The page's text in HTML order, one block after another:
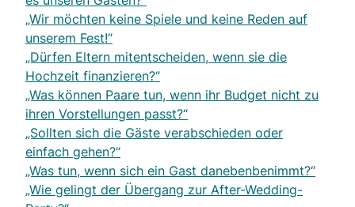
„Wir möchten keine Spiele und keine Reden auf
unserem Fest!“
„Dürfen Eltern mitentscheiden, wenn sie die
Hochzeit finanzieren?“
„Was können Paare tun, wenn ihr Budget nicht zu
ihren Vorstellungen passt?“
„Sollten sich die Gäste verabschieden oder
einfach gehen?“
„Was tun, wenn sich ein Gast danebenbenimmt?“
„Wie gelingt der Übergang zur After-Wedding-